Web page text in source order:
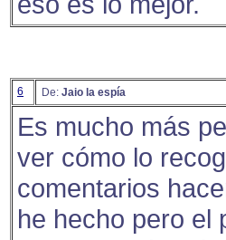
6 De: Jaio la espía
Es mucho más
ver cómo lo
comentarios
he hecho pero el